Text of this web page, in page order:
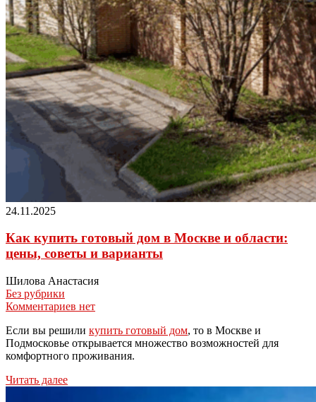
24.11.2025
Как купить готовый дом в Москве и области:
цены, советы и варианты
Шилова Анастасия
Без рубрики
Комментариев нет
Если вы решили купить готовый дом, то в Москве и
Подмосковье открывается множество возможностей для
комфортного проживания.
Читать далее